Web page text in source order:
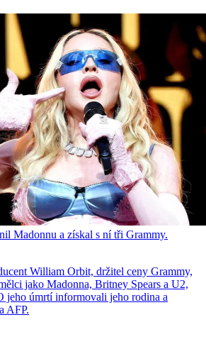
Madonnu a získal s ní tři Grammy.
William Orbit, držitel ceny Grammy,
jako Madonna, Britney Spears a U2,
jeho úmrtí informovali jeho rodina a
AFP.